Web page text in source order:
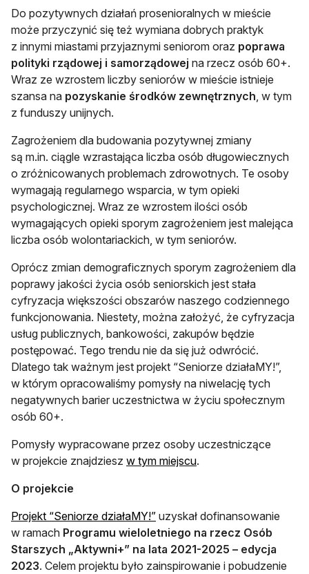
Do pozytywnych działań prosenioralnych w mieście
może przyczynić się też wymiana dobrych praktyk
z innymi miastami przyjaznymi seniorom oraz poprawa
polityki rządowej i samorządowej na rzecz osób 60+.
Wraz ze wzrostem liczby seniorów w mieście istnieje
szansa na pozyskanie środków zewnętrznych, w tym
z funduszy unijnych.
Zagrożeniem dla budowania pozytywnej zmiany
są m.in. ciągle wzrastająca liczba osób długowiecznych
o zróżnicowanych problemach zdrowotnych. Te osoby
wymagają regularnego wsparcia, w tym opieki
psychologicznej. Wraz ze wzrostem ilości osób
wymagających opieki sporym zagrożeniem jest malejąca
liczba osób wolontariackich, w tym seniorów.
Oprócz zmian demograficznych sporym zagrożeniem dla
poprawy jakości życia osób seniorskich jest stała
cyfryzacja większości obszarów naszego codziennego
funkcjonowania. Niestety, można założyć, że cyfryzacja
usług publicznych, bankowości, zakupów będzie
postępować. Tego trendu nie da się już odwrócić.
Dlatego tak ważnym jest projekt “Seniorze działaMY!”,
w którym opracowaliśmy pomysły na niwelację tych
negatywnych barier uczestnictwa w życiu społecznym
osób 60+.
Pomysły wypracowane przez osoby uczestniczące
w projekcie znajdziesz w tym miejscuotwiera się w nowej
.
O projekcie
Projekt “Seniorze działaMY!”otwiera się w nowej karcie
uzyskał dofinansowanie
w ramach Programu wieloletniego na rzecz Osób
Starszych „Aktywni+” na lata 2021-2025 – edycja
2023. Celem projektu było zainspirowanie i pobudzenie